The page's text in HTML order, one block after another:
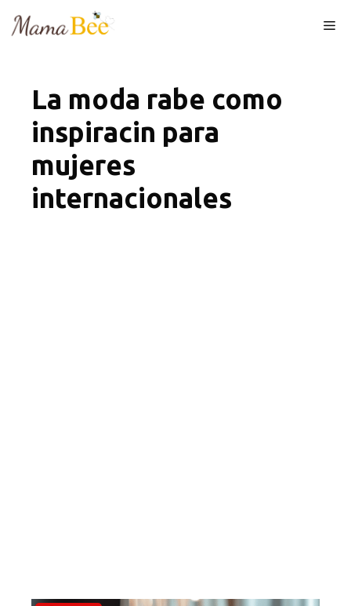
La moda rabe como
inspiracin para
mujeres
internacionales